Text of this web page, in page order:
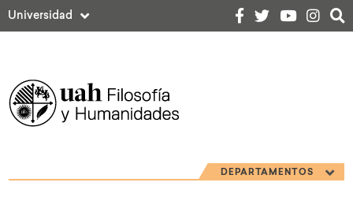
Universidad
DEPARTAMENTOS